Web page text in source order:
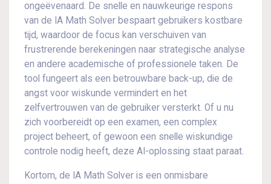
ongeëvenaard. De snelle en nauwkeurige respons
van de IA Math Solver bespaart gebruikers kostbare
tijd, waardoor de focus kan verschuiven van
frustrerende berekeningen naar strategische analyse
en andere academische of professionele taken. De
tool fungeert als een betrouwbare back-up, die de
angst voor wiskunde vermindert en het
zelfvertrouwen van de gebruiker versterkt. Of u nu
zich voorbereidt op een examen, een complex
project beheert, of gewoon een snelle wiskundige
controle nodig heeft, deze AI-oplossing staat paraat.
Kortom, de IA Math Solver is een onmisbare